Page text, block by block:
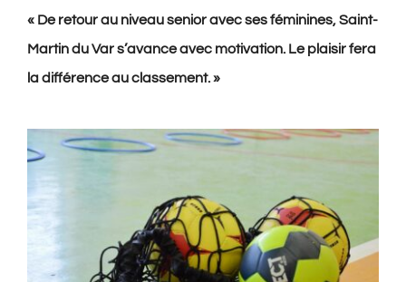
« De retour au niveau senior avec ses féminines, Saint-
Martin du Var s’avance avec motivation. Le plaisir fera
la différence au classement. »